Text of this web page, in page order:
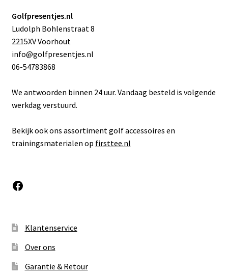
Golfpresentjes.nl
Ludolph Bohlenstraat 8
2215XV Voorhout
info@golfpresentjes.nl
06-54783868
We antwoorden binnen 24 uur. Vandaag besteld is volgende
werkdag verstuurd.
Bekijk ook ons assortiment golf accessoires en
trainingsmaterialen op firsttee.nl
Facebook
Klantenservice
Over ons
Garantie & Retour